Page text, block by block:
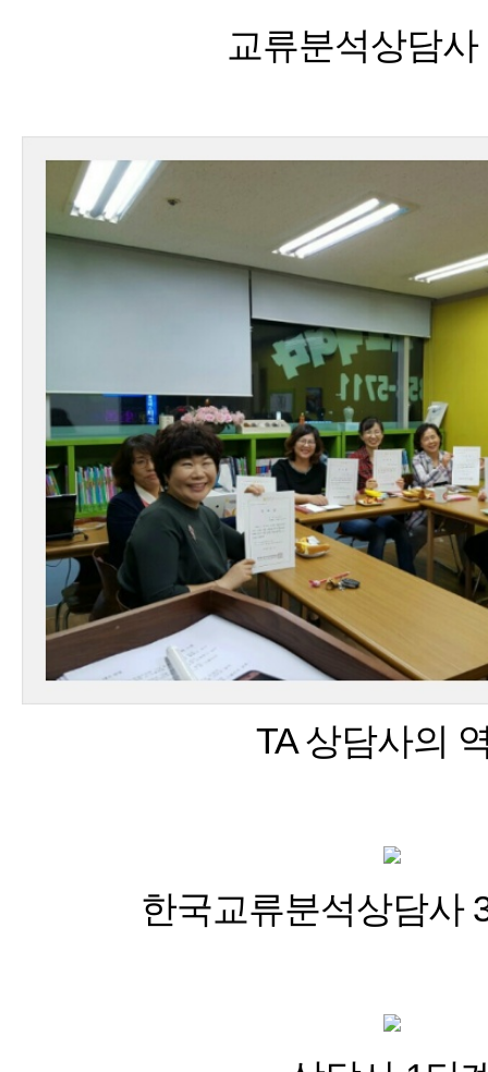
교류분석상담사
TA 상담사의
한국교류분석상담사